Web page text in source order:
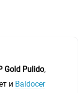
Gold Pulido,
и Baldocer